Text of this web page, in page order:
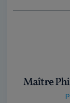
Maître